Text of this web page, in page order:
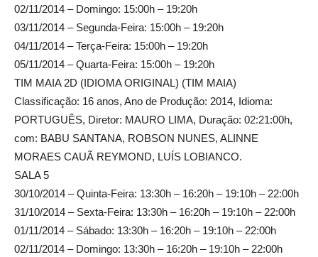
02/11/2014 – Domingo: 15:00h – 19:20h
03/11/2014 – Segunda-Feira: 15:00h – 19:20h
04/11/2014 – Terça-Feira: 15:00h – 19:20h
05/11/2014 – Quarta-Feira: 15:00h – 19:20h
TIM MAIA 2D (IDIOMA ORIGINAL) (TIM MAIA)
Classificação: 16 anos, Ano de Produção: 2014, Idioma:
PORTUGUÊS, Diretor: MAURO LIMA, Duração: 02:21:00h,
com: BABU SANTANA, ROBSON NUNES, ALINNE
MORAES CAUÃ REYMOND, LUÍS LOBIANCO.
SALA 5
30/10/2014 – Quinta-Feira: 13:30h – 16:20h – 19:10h – 22:00h
31/10/2014 – Sexta-Feira: 13:30h – 16:20h – 19:10h – 22:00h
01/11/2014 – Sábado: 13:30h – 16:20h – 19:10h – 22:00h
02/11/2014 – Domingo: 13:30h – 16:20h – 19:10h – 22:00h